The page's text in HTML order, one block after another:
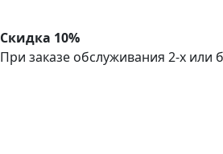
Скидка 10%
При заказе обслуживания 2-х или